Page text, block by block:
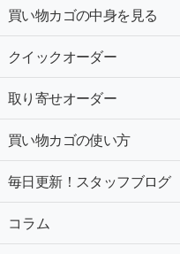
買い物カゴの中身を見る
クイックオーダー
取り寄せオーダー
買い物カゴの使い方
毎日更新！スタッフブログ
コラム